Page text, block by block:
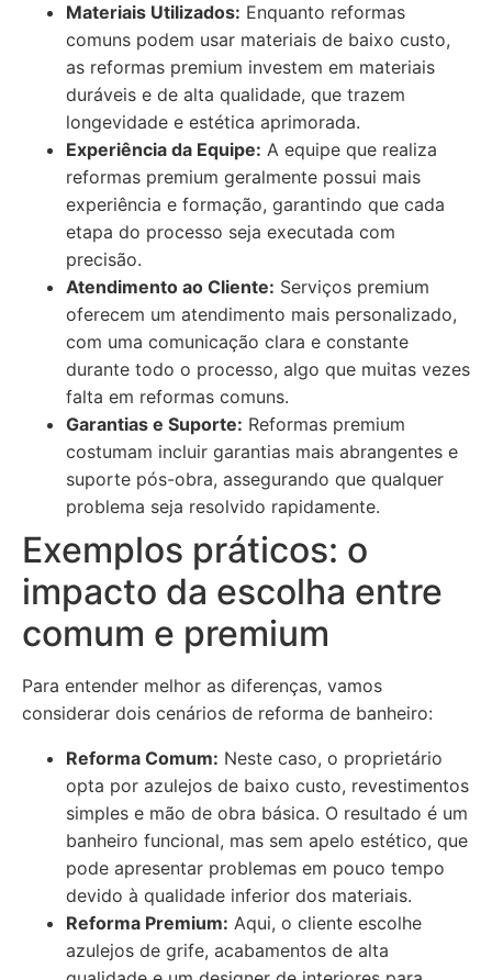
Materiais Utilizados: Enquanto reformas
comuns podem usar materiais de baixo custo,
as reformas premium investem em materiais
duráveis e de alta qualidade, que trazem
longevidade e estética aprimorada.
Experiência da Equipe: A equipe que realiza
reformas premium geralmente possui mais
experiência e formação, garantindo que cada
etapa do processo seja executada com
precisão.
Atendimento ao Cliente: Serviços premium
oferecem um atendimento mais personalizado,
com uma comunicação clara e constante
durante todo o processo, algo que muitas vezes
falta em reformas comuns.
Garantias e Suporte: Reformas premium
costumam incluir garantias mais abrangentes e
suporte pós-obra, assegurando que qualquer
problema seja resolvido rapidamente.
Exemplos práticos: o
impacto da escolha entre
comum e premium
Para entender melhor as diferenças, vamos
considerar dois cenários de reforma de banheiro:
Reforma Comum: Neste caso, o proprietário
opta por azulejos de baixo custo, revestimentos
simples e mão de obra básica. O resultado é um
banheiro funcional, mas sem apelo estético, que
pode apresentar problemas em pouco tempo
devido à qualidade inferior dos materiais.
Reforma Premium: Aqui, o cliente escolhe
azulejos de grife, acabamentos de alta